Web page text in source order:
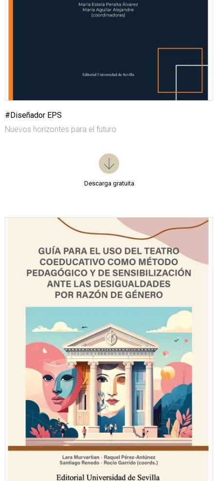
#Diseñador EPS
Nuevos horizontes para el futuro
Descarga gratuita